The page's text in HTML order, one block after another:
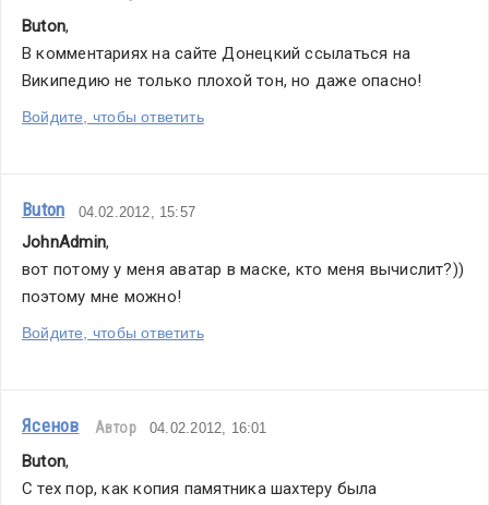
Buton,
В комментариях на сайте Донецкий ссылаться на
Википедию не только плохой тон, но даже опасно!
Войдите, чтобы ответить
Buton 04.02.2012, 15:57
JohnAdmin,
вот потому у меня аватар в маске, кто меня вычислит?))
поэтому мне можно!
Войдите, чтобы ответить
Ясенов Автор 04.02.2012, 16:01
Buton,
С тех пор, как копия памятника шахтеру была